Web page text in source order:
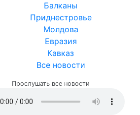
Балканы
Приднестровье
Молдова
Евразия
Кавказ
Все новости
Прослушать все новости